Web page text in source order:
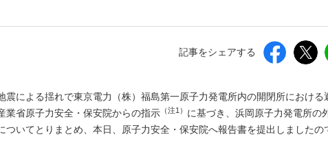
記事をシェアする
による揺れで東京電力（株）福島第一原子力発電所内の開閉所における
業省原子力安全・保安院からの指示 （注1） に基づき、浜岡原子力発電所の
ついてとりまとめ、本日、原子力安全・保安院へ報告書を提出しましたの